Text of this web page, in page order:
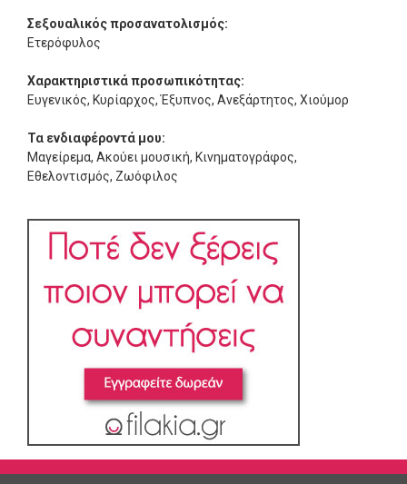
Σεξουαλικός προσανατολισμός:
Ετερόφυλος
Χαρακτηριστικά προσωπικότητας:
Ευγενικός, Κυρίαρχος, Έξυπνος, Ανεξάρτητος, Χιούμορ
Τα ενδιαφέροντά μου:
Μαγείρεμα, Ακούει μουσική, Κινηματογράφος,
Εθελοντισμός, Ζωόφιλος